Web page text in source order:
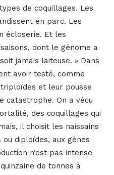
de coquillages. Les
en parc. Les
écloserie. Et les
dont le génome a
jamais laiteuse. » Dans
avoir testé, comme
et leur pousse
catastrophe. On a vécu
des coquillages qui
il choisit les naissains
diploïdes, aux gènes
n’est pas intense
de tonnes à